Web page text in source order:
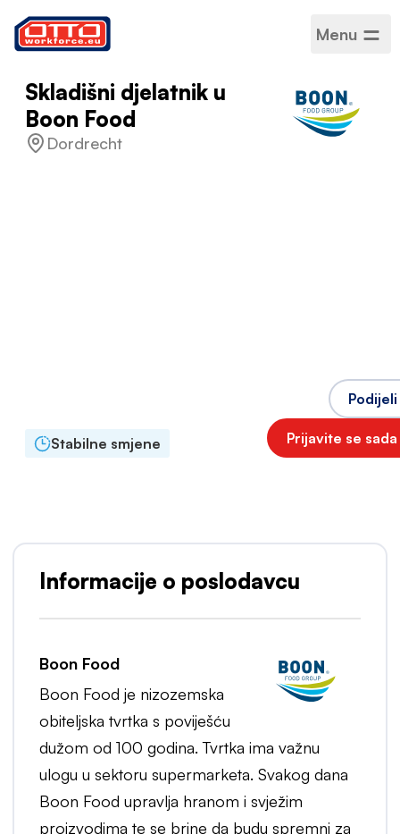
Menu
Skladišni djelatnik u
Boon Food
Dordrecht
Stabilne smjene
Podijeli
Prijavite se sada
Informacije o poslodavcu
Boon Food
Boon Food je nizozemska
obiteljska tvrtka s poviješću
dužom od 100 godina. Tvrtka ima važnu
ulogu u sektoru supermarketa. Svakog dana
Boon Food upravlja hranom i svježim
proizvodima te se brine da budu spremni za